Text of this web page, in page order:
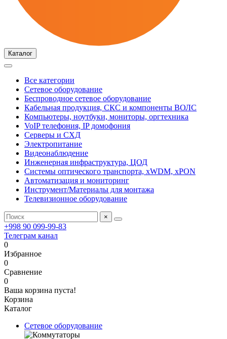
Каталог
Все категории
Сетевое оборудование
Беспроводное сетевое оборудование
Кабельная продукция, СКС и компоненты ВОЛС
Компьютеры, ноутбуки, мониторы, оргтехника
VoIP телефония, IP домофония
Серверы и СХД
Электропитание
Видеонаблюдение
Инженерная инфраструктура, ЦОД
Системы оптического транспорта, xWDM, xPON
Автоматизация и мониторинг
Инструмент/Материалы для монтажа
Телевизионное оборудование
×
+998 90 099-99-83
Телеграм канал
0
Избранное
0
Сравнение
0
Ваша корзина пуста!
Корзина
Каталог
Сетевое оборудование